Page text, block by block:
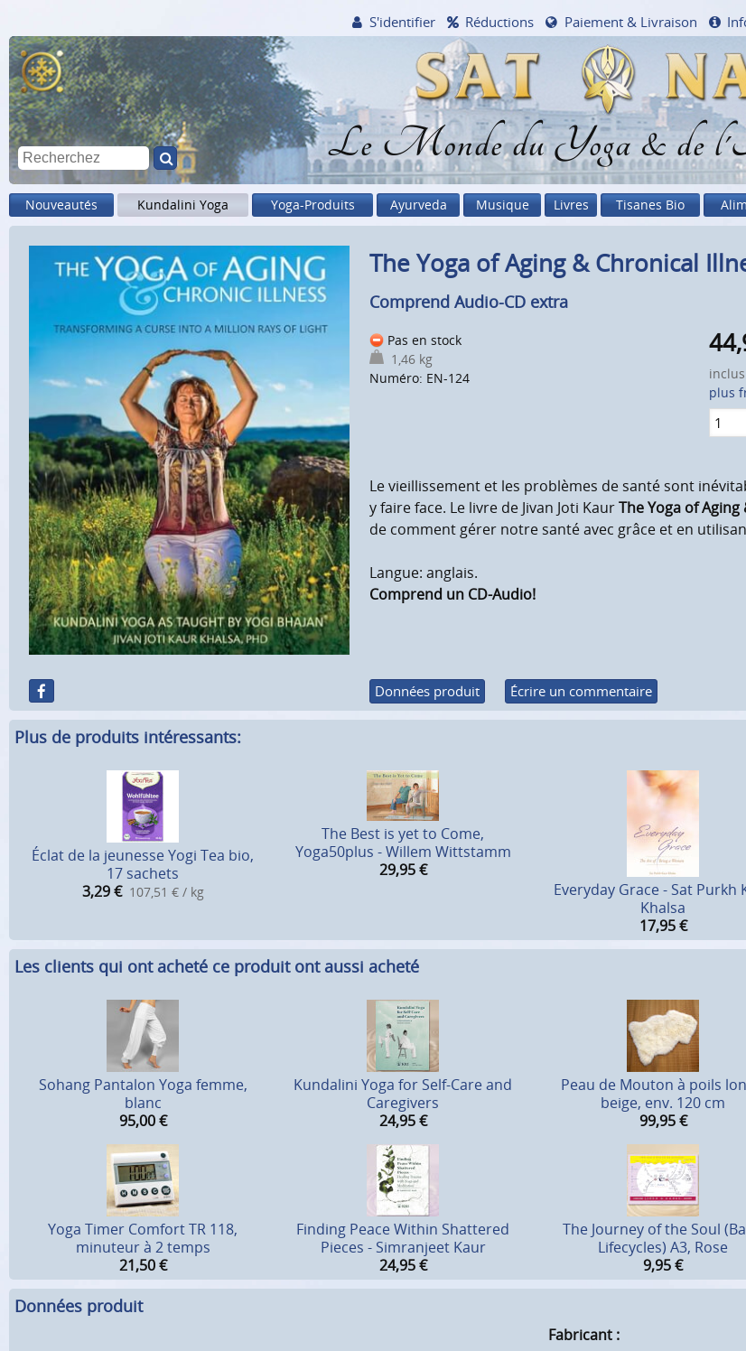
Le Monde du Yoga & de
S'identifier Réductions Paiement & Livraison
Nouveautés Kundalini Yoga Yoga-Produits Ayurveda Musique Livres Tisanes Bio
The Yoga of Aging & Chronical
Comprend Audio-CD extra
Pas en stock
1,46 kg
Numéro: EN-124
inclus
plus
Le vieillissement et les problèmes de santé sont
y faire face. Le livre de Jivan Joti KaurThe Yoga of
de comment gérer notre santé avec grâce et en
Langue: anglais.
Comprend un CD-Audio!
Données produit Écrire un commentaire
Plus de produits intéressants:
Éclat de la jeunesse Yogi Tea bio,
17 sachets
3,29 € 107,51 € / kg
The Best is yet to Come,
Yoga50plus - Willem Wittstamm
29,95 €
Everyday Grace - Sat Purkh
Khalsa
17,95 €
Les clients qui ont acheté ce produit ont aussi acheté
Sohang Pantalon Yoga femme,
blanc
95,00 €
Kundalini Yoga for Self-Care and
Caregivers
24,95 €
Peau de Mouton à poils
beige, env. 120 cm
99,95 €
Yoga Timer Comfort TR 118,
minuteur à 2 temps
21,50 €
Finding Peace Within Shattered
Pieces - Simranjeet Kaur
24,95 €
The Journey of the Soul
Lifecycles) A3, Rose
9,95€
Données produit
Fabricant :